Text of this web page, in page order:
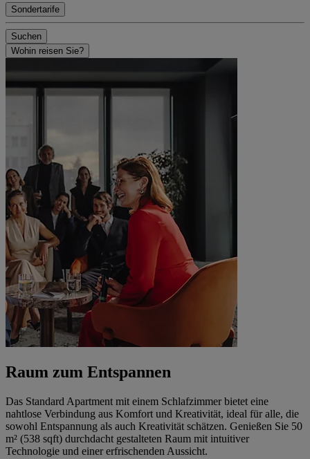
Sondertarife
Suchen
Wohin reisen Sie?
Raum zum Entspannen
Das Standard Apartment mit einem Schlafzimmer bietet eine
nahtlose Verbindung aus Komfort und Kreativität, ideal für alle, die
sowohl Entspannung als auch Kreativität schätzen. Genießen Sie 50
m² (538 sqft) durchdacht gestalteten Raum mit intuitiver
Technologie und einer erfrischenden Aussicht.